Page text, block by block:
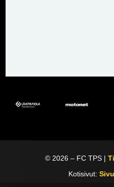
©2026 – FC TPS |
Kotisivut: